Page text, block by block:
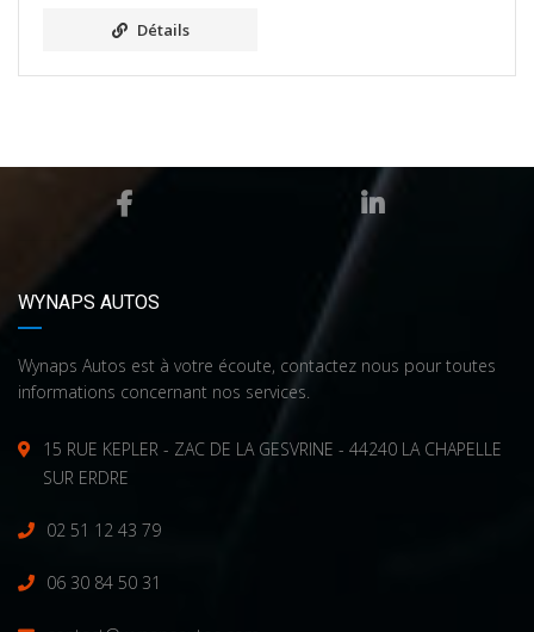
Détails
WYNAPS AUTOS
Wynaps Autos est à votre écoute, contactez nous pour toutes
informations concernant nos services.
15 RUE KEPLER - ZAC DE LA GESVRINE - 44240 LA CHAPELLE
SUR ERDRE
02 51 12 43 79
06 30 84 50 31